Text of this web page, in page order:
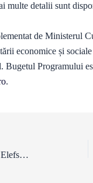
multe detalii sunt
de Ministerul
economice și
Bugetul Programului
.
A 9-a conferință Culture Next, găzduită la Elefsina, Capitală Europeană a Culturii în 2023